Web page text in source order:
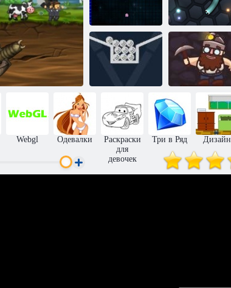
Пак-Ксон.
Слизер ио
100 мячей для
гольфа
Золотой рудник
Webgl Одевалки
Раскраски
для
девочек
Три в Ряд Дизайн